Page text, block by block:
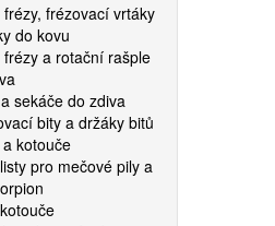
frézy, frézovací vrtáky
do kovu
frézy a rotační rašple
sekáče do zdiva
bity a držáky bitů
kotouče
pro mečové pily a